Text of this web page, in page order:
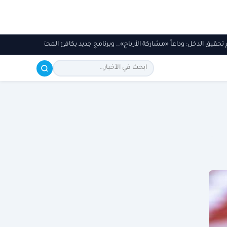
الدخل: وداعاً «مشاركة الأرباح».. وبرنامج جديد يكافئ المحتوى الأصلي